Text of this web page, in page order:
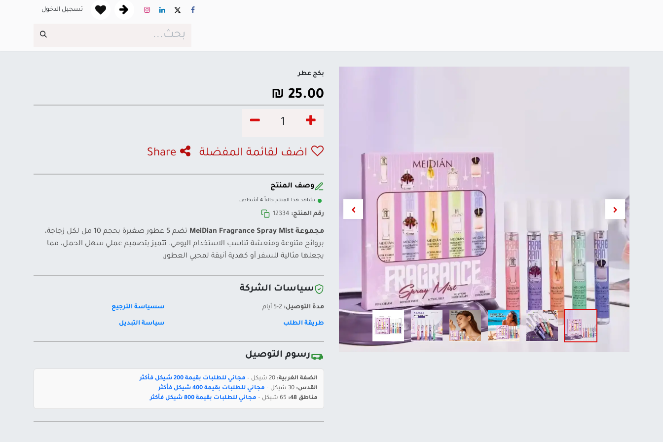
تسجيل الدخول
بكج عطر
25.00
₪
اضف لقائمة المفضلة Share
وصف المنتج
يشاهد هذا المنتج حالياً 4 أشخاص
رقم المنتج: 12334
مجموعة MeiDian Fragrance Spray Mist
تضم 5 عطور صغيرة بحجم 10 مل لكل زجاجة،
بروائح متنوعة ومنعشة تناسب الاستخدام اليومي. تتميز بتصميم عملي سهل الحمل، مما
يجعلها مثالية للسفر أو كهدية أنيقة لمحبي العطور.
سياسات الشركة
مدة التوصيل: سسياسة الترجيع
طريقة الطلب سياسة التبديل
رسوم التوصيل
الضفة الغربية:
مجاني للطلبات بقيمة 200 شيكل فأكثر
القدس:
مجاني للطلبات بقيمة 400 شيكل فأكثر
مناطق 48:
مجاني للطلبات بقيمة 800 شيكل فأكثر